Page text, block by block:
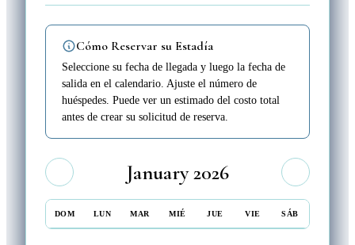
Cómo Reservar su Estadía
Seleccione su fecha de llegada y luego la fecha de
salida en el calendario. Ajuste el número de
huéspedes. Puede ver un estimado del costo total
antes de crear su solicitud de reserva.
January 2026
DOM LUN MAR MIÉ JUE VIE SÁB